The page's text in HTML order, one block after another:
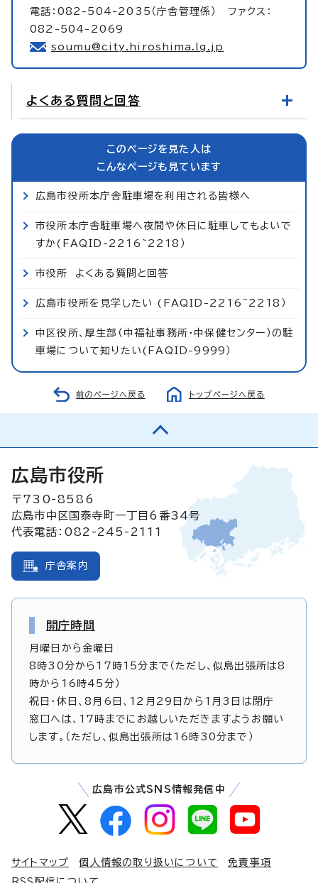
電話：082-504-2035（庁舎管理係） ファクス：
082-504-2069
soumu@city.hiroshima.lg.jp
よくある質問と回答
このページを見た人は
こんなページも見ています
広島市役所本庁舎駐車場を利用される皆様へ
市役所本庁舎駐車場へ夜間や休日に駐車してもよいで
すか(FAQID-2216~2218）
市役所 よくある質問と回答
広島市役所を見学したい (FAQID-2216~2218）
中区役所、厚生部（中福祉事務所・中保健センター）の駐
車場について知りたい(FAQID-9999）
前のページへ戻る トップページへ戻る
広島市役所
〒730-8586
広島市中区国泰寺町一丁目6番34号
代表電話：082-245-2111
庁舎案内
開庁時間
月曜日から金曜日
8時30分から17時15分まで（ただし、似島出張所は8
時から16時45分）
祝日・休日、8月6日、12月29日から1月3日は閉庁
窓口へは、17時までにお越しいただきますようお願い
します。（ただし、似島出張所は16時30分まで）
広島市公式SNS情報発信中
サイトマップ 個人情報の取り扱いについて
免責事項